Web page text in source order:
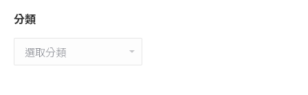
分類
類